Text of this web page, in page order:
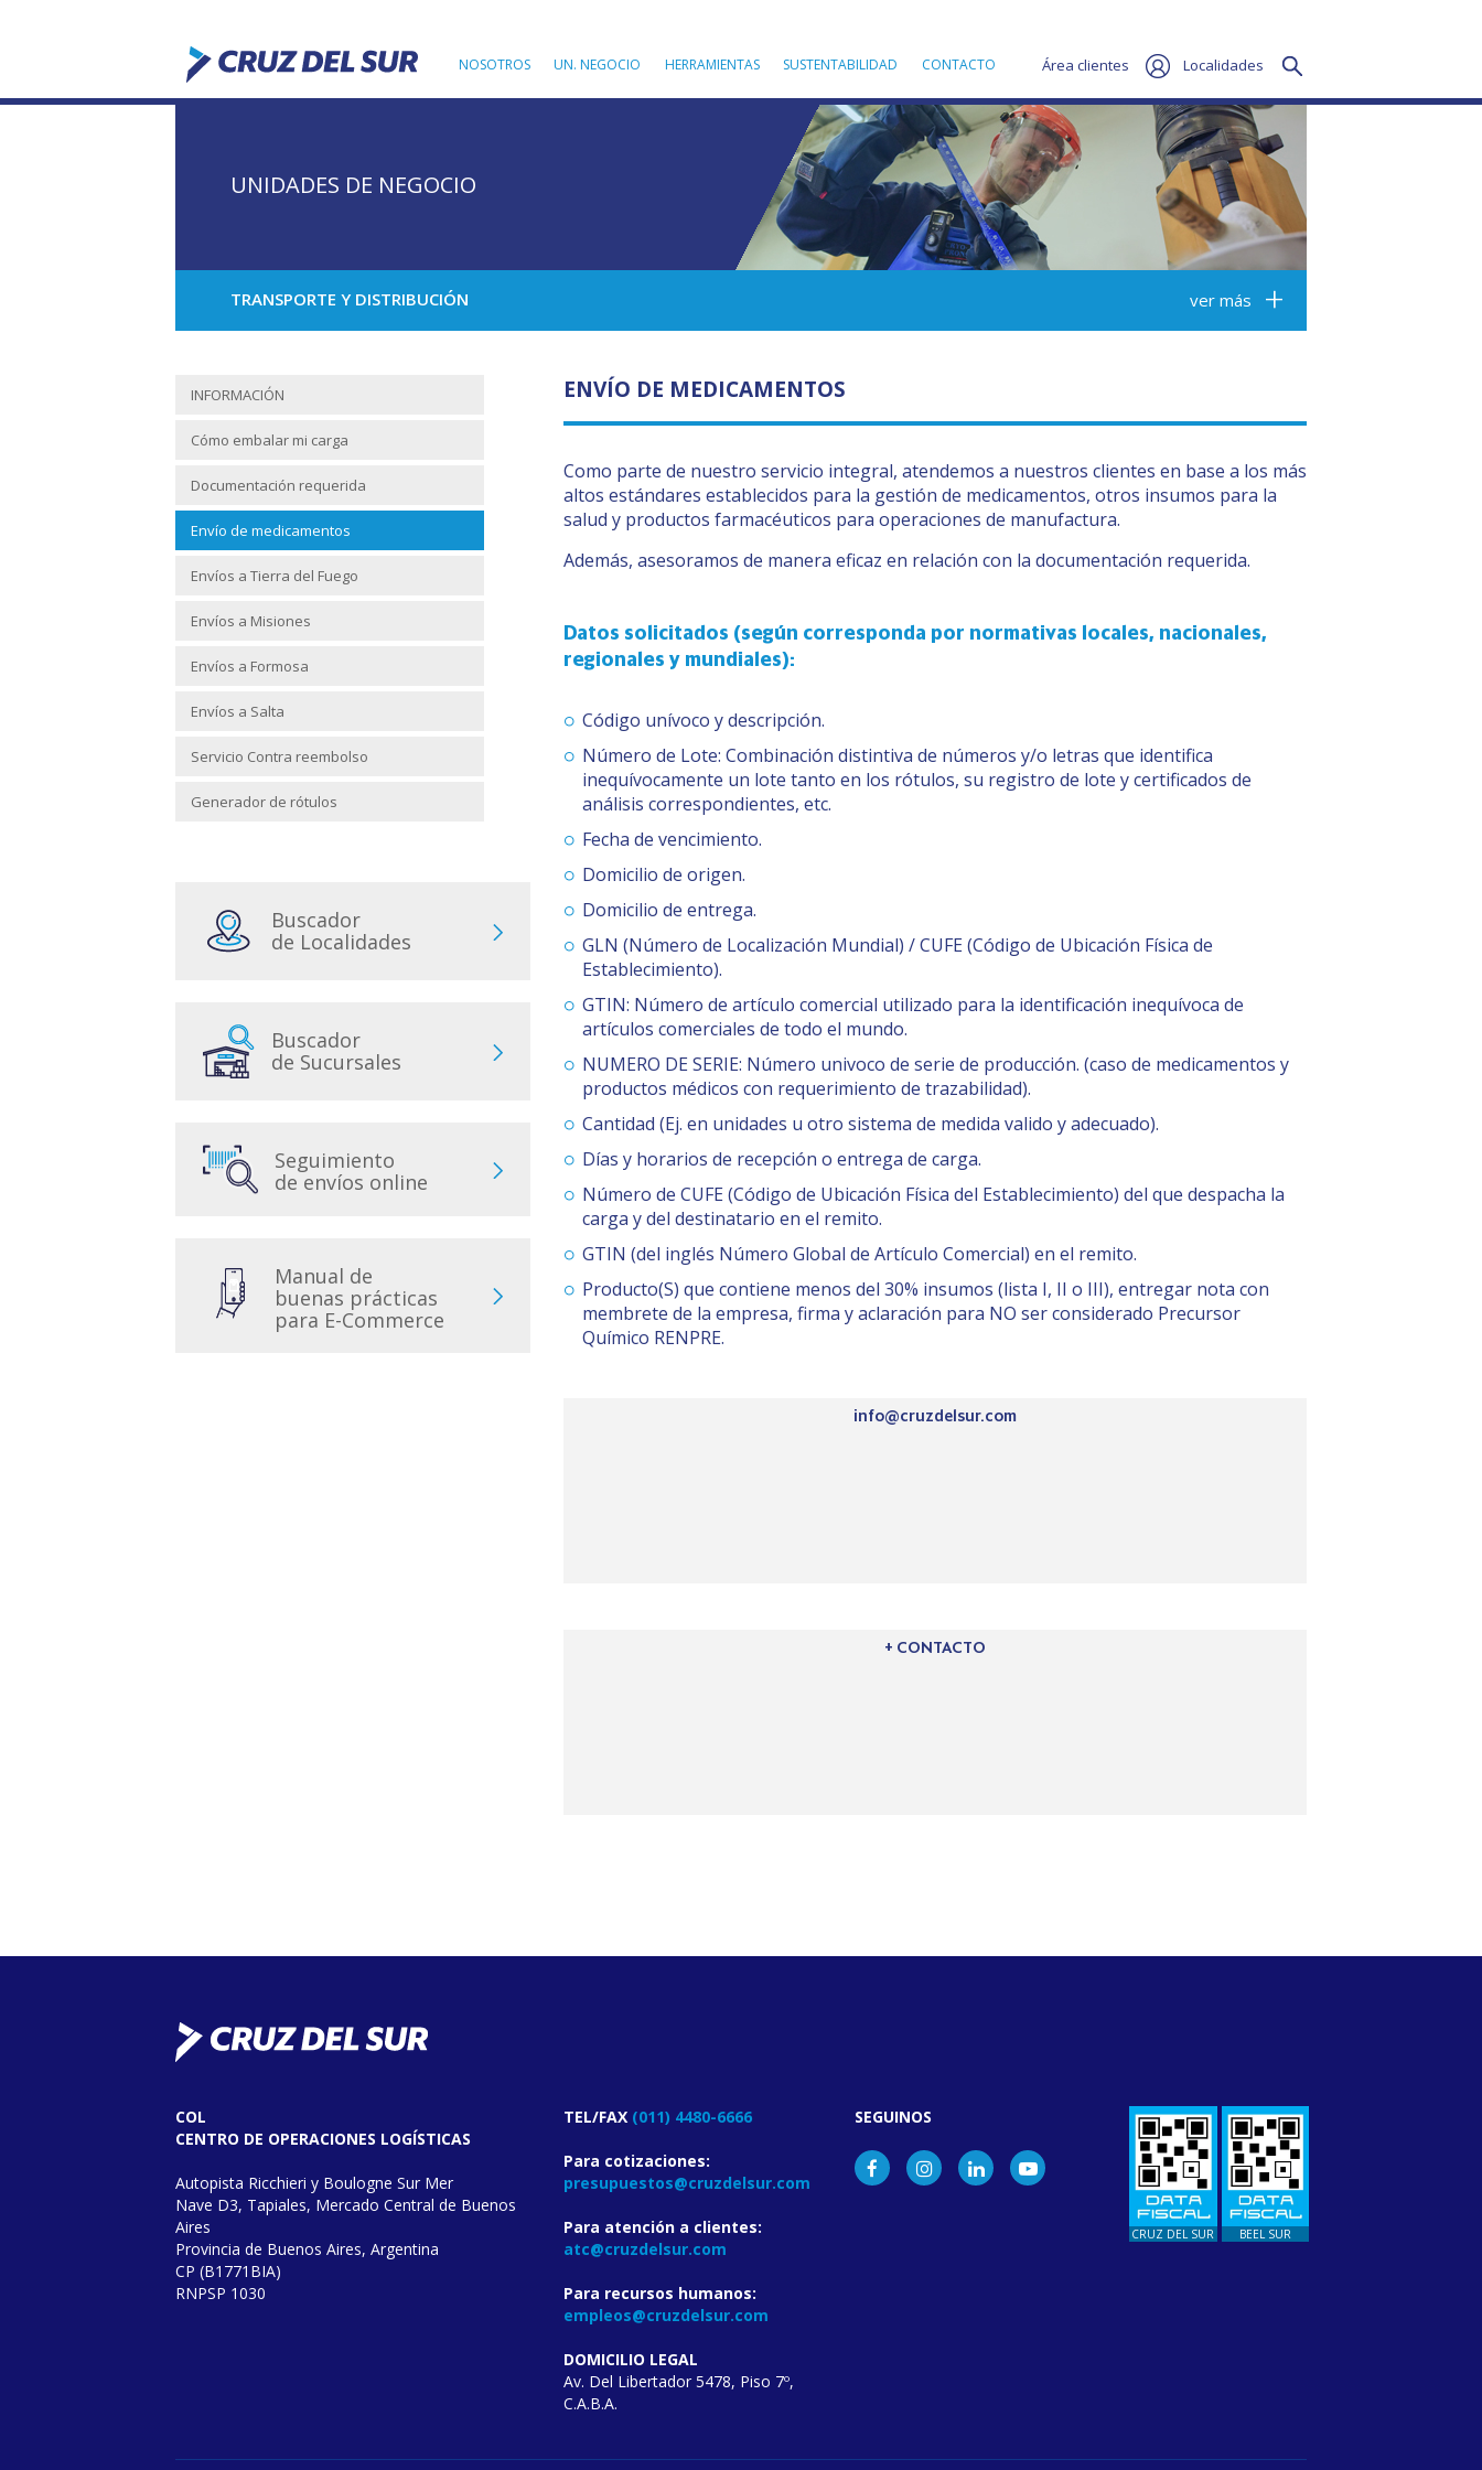
NOSOTROS UN. NEGOCIO HERRAMIENTAS SUSTENTABILIDAD CONTACTO Área clientes Localidades
UNIDADES DE NEGOCIO
ver más
TRANSPORTE Y DISTRIBUCIÓN
ENVÍO DE MEDICAMENTOS
Como parte de nuestro servicio integral, atendemos a nuestros clientes en base a los más
altos estándares establecidos para la gestión de medicamentos, otros insumos para la
salud y productos farmacéuticos para operaciones de manufactura.
Además, asesoramos de manera eficaz en relación con la documentación requerida.
Datos solicitados (según corresponda por normativas locales, nacionales,
regionales y mundiales):
Código unívoco y descripción.
Número de Lote: Combinación distintiva de números y/o letras que identifica
inequívocamente un lote tanto en los rótulos, su registro de lote y certificados de
análisis correspondientes, etc.
Fecha de vencimiento.
Domicilio de origen.
Domicilio de entrega.
GLN (Número de Localización Mundial) / CUFE (Código de Ubicación Física de
Establecimiento).
GTIN: Número de artículo comercial utilizado para la identificación inequívoca de
artículos comerciales de todo el mundo.
NUMERO DE SERIE: Número univoco de serie de producción. (caso de medicamentos y
productos médicos con requerimiento de trazabilidad).
Cantidad (Ej. en unidades u otro sistema de medida valido y adecuado).
Días y horarios de recepción o entrega de carga.
Número de CUFE (Código de Ubicación Física del Establecimiento) del que despacha la
carga y del destinatario en el remito.
GTIN (del inglés Número Global de Artículo Comercial) en el remito.
Producto(S) que contiene menos del 30% insumos (lista I, II o III), entregar nota con
membrete de la empresa, firma y aclaración para NO ser considerado Precursor
Químico RENPRE.
info@cruzdelsur.com
+ CONTACTO
INFORMACIÓN
Cómo embalar mi carga
Documentación requerida
Envío de medicamentos
Envíos a Tierra del Fuego
Envíos a Misiones
Envíos a Formosa
Envíos a Salta
Servicio Contra reembolso
Generador de rótulos
Buscador
de Localidades
Buscador
de Sucursales
Seguimiento
de envíos online
Manual de
buenas prácticas
para E-Commerce
COL
CENTRO DE OPERACIONES LOGÍSTICAS
Autopista Ricchieri y Boulogne Sur Mer
Nave D3, Tapiales, Mercado Central de Buenos
Aires
Provincia de Buenos Aires, Argentina
CP (B1771BIA)
RNPSP 1030
TEL/FAX (011) 4480-6666
Para cotizaciones:
presupuestos@cruzdelsur.com
Para atención a clientes:
atc@cruzdelsur.com
Para recursos humanos:
empleos@cruzdelsur.com
DOMICILIO LEGAL
Av. Del Libertador 5478, Piso 7º,
C.A.B.A.
SEGUINOS
CRUZ DEL SUR BEEL SUR